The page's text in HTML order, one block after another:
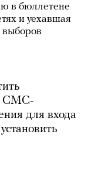
в бюллетене
и уехавшая
выборов
СМС-
для входа